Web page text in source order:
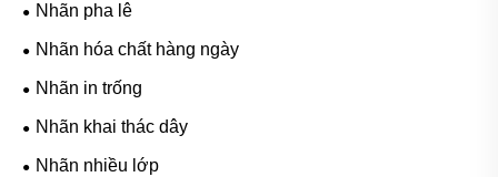
Nhãn pha lê
Nhãn hóa chất hàng ngày
Nhãn in trống
Nhãn khai thác dây
Nhãn nhiều lớp